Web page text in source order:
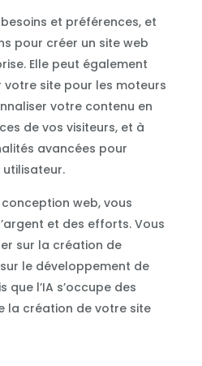
et préférences, et
pour créer un site web
Elle peut également
site pour les moteurs
votre contenu en
de vos visiteurs, et à
avancées pour
utilisateur.
conception web, vous
et des efforts. Vous
sur la création de
le développement de
l’IA s’occupe des
la création de votre site